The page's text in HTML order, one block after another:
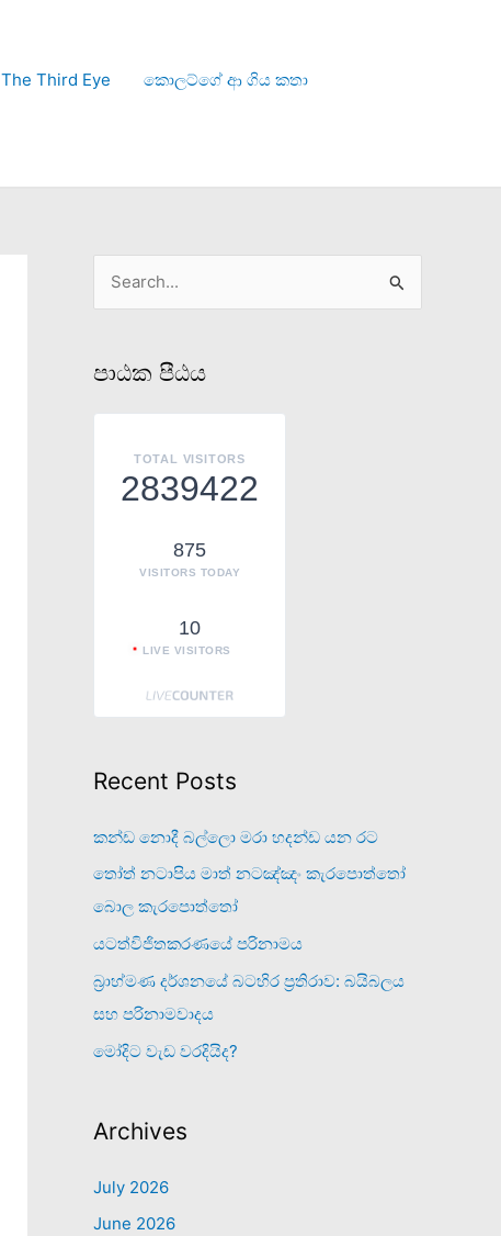
The Third Eye
කොලට්ගේ ආ ගිය කතා
r
c
පාඨක පීඨය
TOTAL VISITORS
2839422
875
VISITORS TODAY
10
LIVE VISITORS
Recent Posts
කන්ඩ නොදී බල්ලො මරා හදන්ඩ යන රට
තෝත් නටාපිය මාත් නටඤ්ඤං කැරපොත්තෝ
බොල කැරපොත්තෝ
යටත්විජිතකරණයේ පරිනාමය
බ්‍රාහ්මණ දර්ශනයේ බටහිර ප්‍රතිරාව: බයිබලය
සහ පරිනාමවාදය
මෝදිට වැඩ වරදියිද?
Archives
July 2026
June 2026